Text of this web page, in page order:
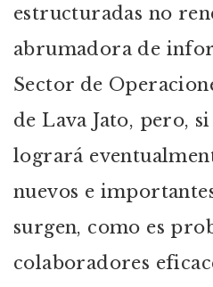
estructuradas no
abrumadora de
Sector de
de Lava Jato, pero,
logrará
nuevos e
surgen, como es
colaboradores